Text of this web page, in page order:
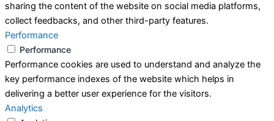
sharing the content of the website on social media platforms,
collect feedbacks, and other third-party features.
Performance
Performance
Performance cookies are used to understand and analyze the
key performance indexes of the website which helps in
delivering a better user experience for the visitors.
Analytics
LEO - RBC Assistant